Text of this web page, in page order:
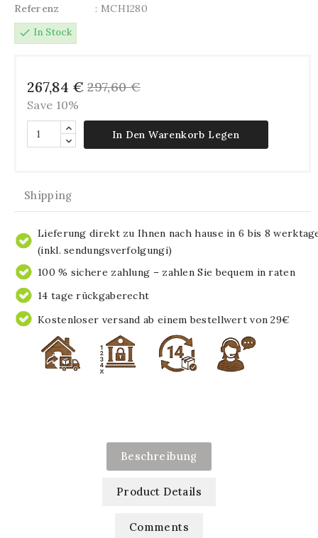
Referenz
: MCH1280
check In Stock
267,84 € 297,60 €
Save 10%
In Den Warenkorb Legen
Shipping
Lieferung direkt zu Ihnen nach hause in 6 bis 8
(inkl. sendungsverfolgungi)
100 % sichere zahlung – zahlen Sie bequem in raten
14 tage rückgaberecht
Kostenloser versand ab einem bestellwert von 29€
Beschreibung
Product Details
Comments